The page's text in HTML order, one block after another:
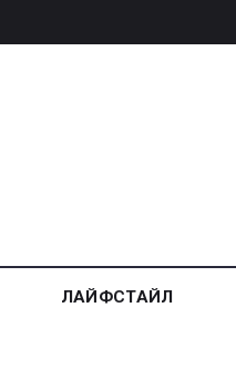
ЛАЙФСТАЙЛ